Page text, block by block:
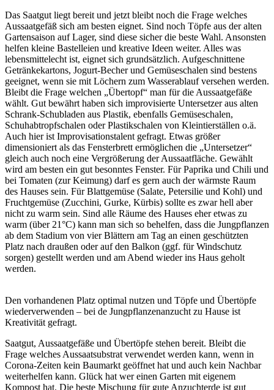
Das Saatgut liegt bereit und jetzt bleibt noch die Frage welches
Aussaatgefäß sich am besten eignet. Sind noch Töpfe aus der alten
Gartensaison auf Lager, sind diese sicher die beste Wahl. Ansonsten
helfen kleine Bastelleien und kreative Ideen weiter. Alles was
lebensmittelecht ist, eignet sich grundsätzlich. Aufgeschnittene
Getränkekartons, Jogurt-Becher und Gemüseschalen sind bestens
geeignet, wenn sie mit Löchern zum Wasserablauf versehen werden.
Bleibt die Frage welchen „Übertopf“ man für die Aussaatgefäße
wählt. Gut bewährt haben sich improvisierte Untersetzer aus alten
Schrank-Schubladen aus Plastik, ebenfalls Gemüseschalen,
Schuhabtropfschalen oder Plastikschalen von Kleintierställen o.ä.
Auch hier ist Improvisationstalent gefragt. Etwas größer
dimensioniert als das Fensterbrett ermöglichen die „Untersetzer“
gleich auch noch eine Vergrößerung der Aussaatfläche. Gewählt
wird am besten ein gut besonntes Fenster. Für Paprika und Chili und
bei Tomaten (zur Keimung) darf es gern auch der wärmste Raum
des Hauses sein. Für Blattgemüse (Salate, Petersilie und Kohl) und
Fruchtgemüse (Zucchini, Gurke, Kürbis) sollte es zwar hell aber
nicht zu warm sein. Sind alle Räume des Hauses eher etwas zu
warm (über 21°C) kann man sich so behelfen, dass die Jungpflanzen
ab dem Stadium von vier Blättern am Tag an einen geschützten
Platz nach draußen oder auf den Balkon (ggf. für Windschutz
sorgen) gestellt werden und am Abend wieder ins Haus geholt
werden.
Den vorhandenen Platz optimal nutzen und Töpfe und Übertöpfe
wiederverwenden – bei de Jungpflanzenanzucht zu Hause ist
Kreativität gefragt.
Saatgut, Aussaatgefäße und Übertöpfe stehen bereit. Bleibt die
Frage welches Aussaatsubstrat verwendet werden kann, wenn in
Corona-Zeiten kein Baumarkt geöffnet hat und auch kein Nachbar
weiterhelfen kann. Glück hat wer einen Garten mit eigenem
Kompost hat. Die beste Mischung für gute Anzuchterde ist gut